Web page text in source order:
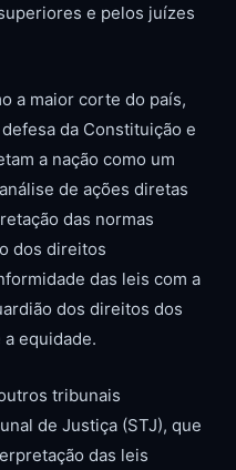
e pelos juízes
a maior corte do país,
da Constituição e
a nação como um
de ações diretas
das normas
dos direitos
das leis com a
dos direitos dos
equidade.
tribunais
de Justiça (STJ), que
das leis